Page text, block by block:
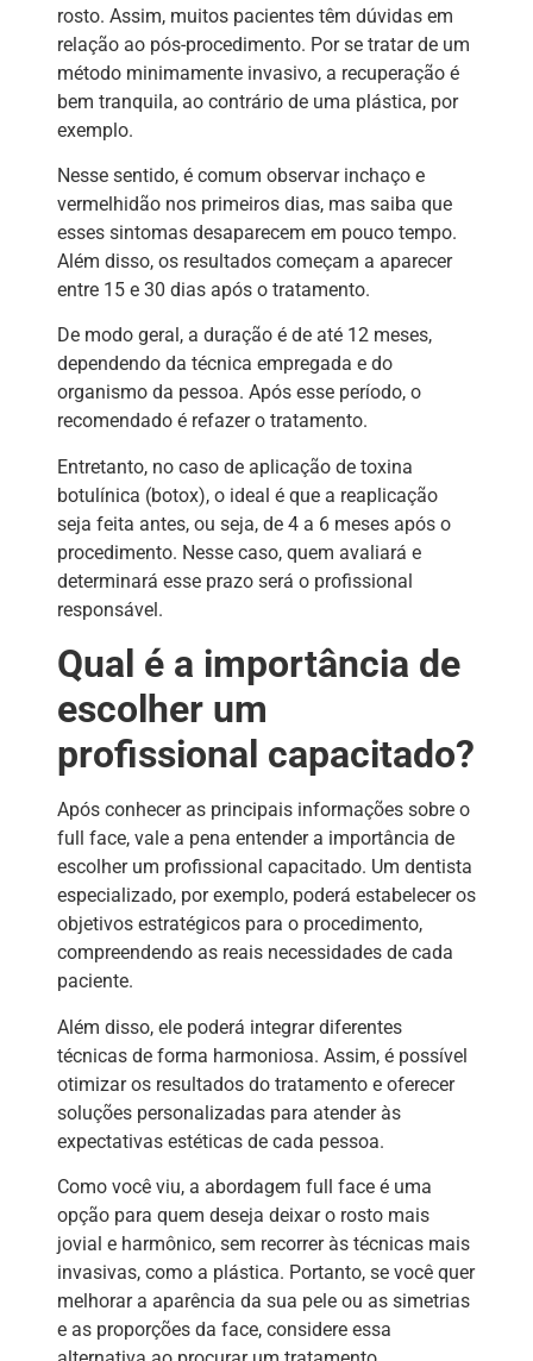
rosto. Assim, muitos pacientes têm dúvidas em
relação ao pós-procedimento. Por se tratar de um
método minimamente invasivo, a recuperação é
bem tranquila, ao contrário de uma plástica, por
exemplo.
Nesse sentido, é comum observar inchaço e
vermelhidão nos primeiros dias, mas saiba que
esses sintomas desaparecem em pouco tempo.
Além disso, os resultados começam a aparecer
entre 15 e 30 dias após o tratamento.
De modo geral, a duração é de até 12 meses,
dependendo da técnica empregada e do
organismo da pessoa. Após esse período, o
recomendado é refazer o tratamento.
Entretanto, no caso de aplicação de toxina
botulínica (botox), o ideal é que a reaplicação
seja feita antes, ou seja, de 4 a 6 meses após o
procedimento. Nesse caso, quem avaliará e
determinará esse prazo será o profissional
responsável.
Qual é a importância de
escolher um
profissional capacitado?
Após conhecer as principais informações sobre o
full face, vale a pena entender a importância de
escolher um profissional capacitado. Um dentista
especializado, por exemplo, poderá estabelecer os
objetivos estratégicos para o procedimento,
compreendendo as reais necessidades de cada
paciente.
Além disso, ele poderá integrar diferentes
técnicas de forma harmoniosa. Assim, é possível
otimizar os resultados do tratamento e oferecer
soluções personalizadas para atender às
expectativas estéticas de cada pessoa.
Como você viu, a abordagem full face é uma
opção para quem deseja deixar o rosto mais
jovial e harmônico, sem recorrer às técnicas mais
invasivas, como a plástica. Portanto, se você quer
melhorar a aparência da sua pele ou as simetrias
e as proporções da face, considere essa